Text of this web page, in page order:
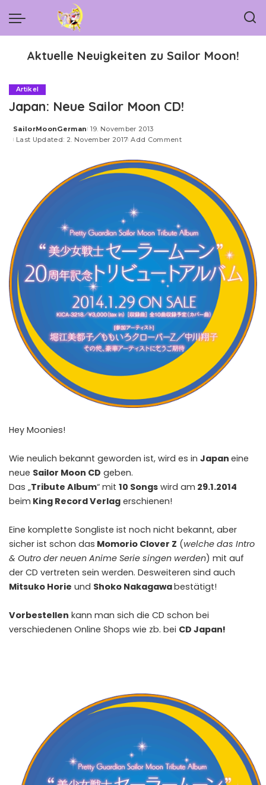
Aktuelle Neuigkeiten zu Sailor Moon!
Artikel
Japan: Neue Sailor Moon CD!
Posted
by
SailorMoonGerman 19. November 2013
Last Updated: 2. November 2017 Add Comment
Hey Moonies!
Wie neulich bekannt geworden ist, wird es in Japan eine
neue Sailor Moon CD geben.
Das „Tribute Album“ mit 10 Songs wird am 29.1.2014
beim King Record Verlag erschienen!
Eine komplette Songliste ist noch nicht bekannt, aber
sicher ist schon das Momorio Clover Z (welche das Intro
& Outro der neuen Anime Serie singen werden) mit auf
der CD vertreten sein werden. Desweiteren sind auch
Mitsuko Horie und Shoko Nakagawabestätigt!
Vorbestellen kann man sich die CD schon bei
verschiedenen Online Shops wie zb. bei CD Japan!